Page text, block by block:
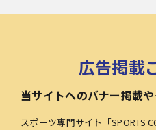
広告掲載
当サイトへのバナー掲載
スポーツ専門サイト「SPORTS